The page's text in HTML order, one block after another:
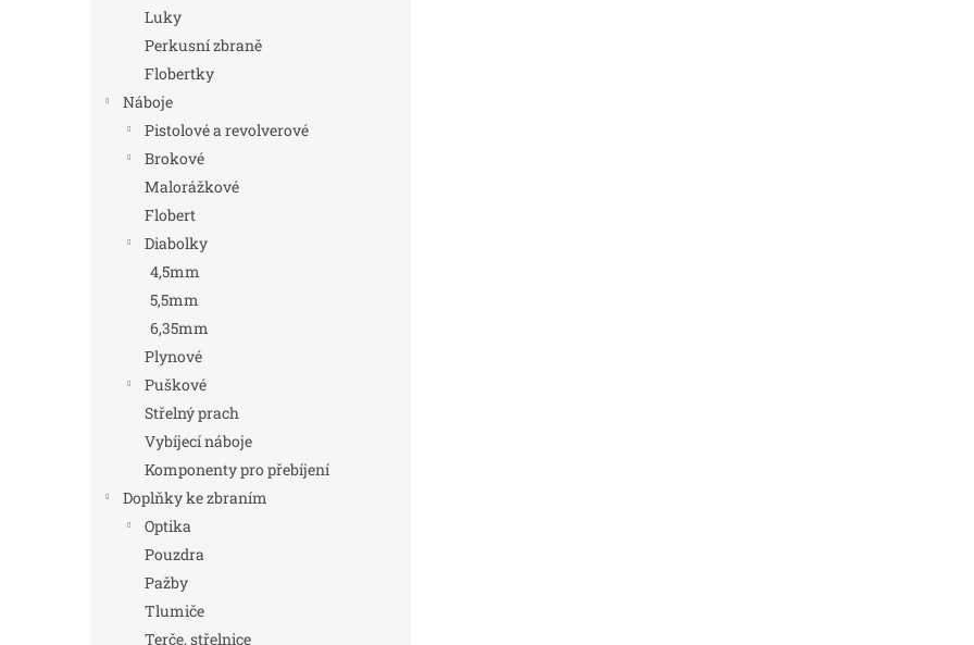
Luky
Perkusní zbraně
Flobertky
Náboje
Pistolové a revolverové
Brokové
Malorážkové
Flobert
Diabolky
4,5mm
5,5mm
6,35mm
Plynové
Puškové
Střelný prach
Vybíjecí náboje
Komponenty pro přebíjení
Doplňky ke zbraním
Optika
Pouzdra
Pažby
Tlumiče
Terče, střelnice